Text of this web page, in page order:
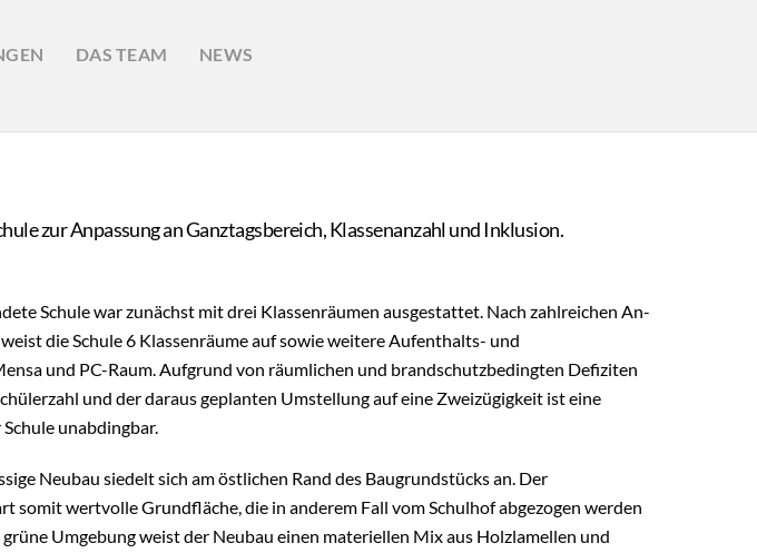
DAS TEAM NEWS
zur Anpassung an Ganztagsbereich, Klassenanzahl und Inklusion.
Schule war zunächst mit drei Klassenräumen ausgestattet. Nach zahlreichen An-
die Schule 6 Klassenräume auf sowie weitere Aufenthalts- und
und PC-Raum. Aufgrund von räumlichen und brandschutzbedingten Defiziten
und der daraus geplanten Umstellung auf eine Zweizügigkeit ist eine
unabdingbar.
Neubau siedelt sich am östlichen Rand des Baugrundstücks an. Der
somit wertvolle Grundfläche, die in anderem Fall vom Schulhof abgezogen werden
grüne Umgebung weist der Neubau einen materiellen Mix aus Holzlamellen und